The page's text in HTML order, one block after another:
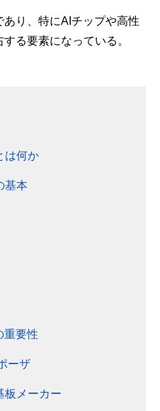
り、特にAIチップや高性
る要素になっている。
は何か
基本
重要性
ーザ
板メーカー